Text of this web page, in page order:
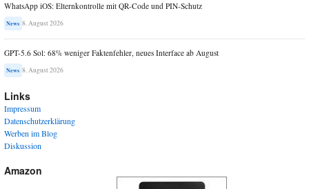
WhatsApp iOS: Elternkontrolle mit QR-Code und PIN-Schutz
News 8. August 2026
GPT-5.6 Sol: 68% weniger Faktenfehler, neues Interface ab August
News 8. August 2026
Links
Impressum
Datenschutzerklärung
Werben im Blog
Diskussion
Amazon